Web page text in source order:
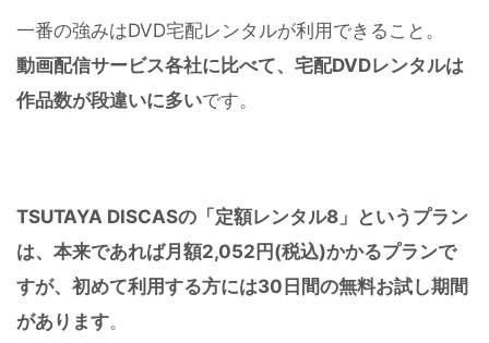
一番の強みはDVD宅配レンタルが利用できること。
動画配信サービス各社に比べて、宅配DVDレンタルは
作品数が段違いに多いです。
TSUTAYA DISCASの「定額レンタル8」というプラン
は、本来であれば月額2,052円(税込)かかるプランで
すが、初めて利用する方には30日間の無料お試し期間
があります。